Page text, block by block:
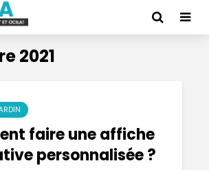
2021
faire une affiche
personnalisée ?